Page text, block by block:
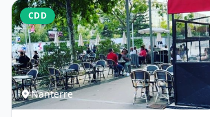
CDD
Nanterre